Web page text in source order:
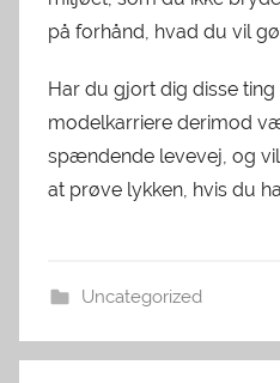
på forhånd, hvad du vil
Har du gjort dig disse ting
modelkarriere derimod
spændende levevej, og
at prøve lykken, hvis du
Uncategorized